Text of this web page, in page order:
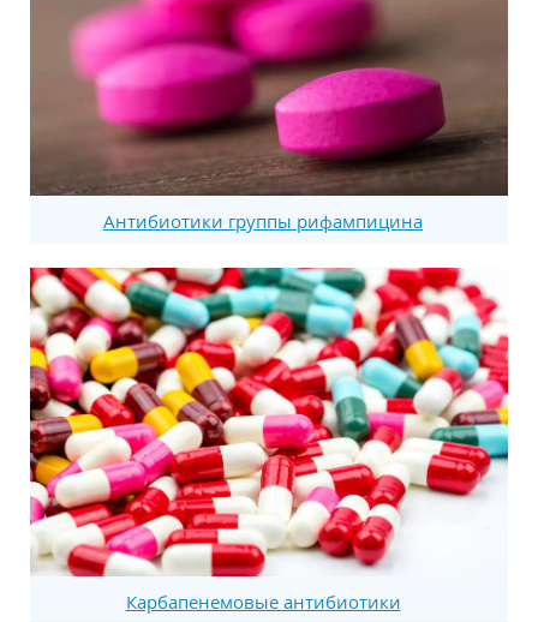
Антибиотики группы рифампицина
Карбапенемовые антибиотики